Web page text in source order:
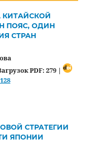
КИТАЙСКОЙ
ПОЯС, ОДИН
СТРАН
PDF: 279 |
СТРАТЕГИИ
ЯПОНИИ